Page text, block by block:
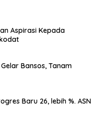
Aspirasi Kepada
lebih %. ASN